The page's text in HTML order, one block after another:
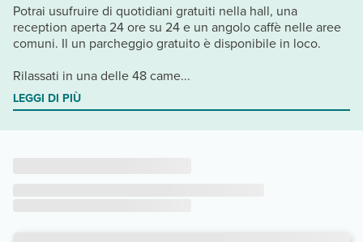
Potrai usufruire di quotidiani gratuiti nella hall, una
reception aperta 24 ore su 24 e un angolo caffè nelle aree
comuni. Il un parcheggio gratuito è disponibile in loco.
Rilassati in una delle 48 came...
LEGGI DI PIÙ